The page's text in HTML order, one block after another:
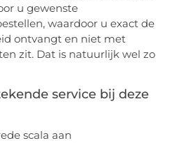
u gewenste
waardoor u exact de
ontvangt en niet met
zit. Dat is natuurlijk wel zo
service bij deze
scala aan